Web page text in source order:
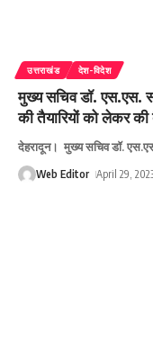
उत्तराखंड देश-विदेश
मुख्य सचिव डॉ. एस.एस.
की तैयारियों को लेकर
देहरादून। मुख्य सचिव डॉ.
Web Editor April 29,